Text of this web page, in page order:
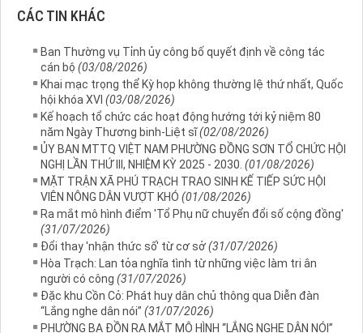
CÁC TIN KHÁC
Ban Thường vụ Tỉnh ủy công bố quyết định về công tác
cán bộ (03/08/2026)
Khai mạc trọng thể Kỳ họp không thường lệ thứ nhất, Quốc
hội khóa XVI (03/08/2026)
Kế hoạch tổ chức các hoạt động hướng tới kỷ niệm 80
năm Ngày Thương binh-Liệt sĩ(02/08/2026)
ỦY BAN MTTQ VIỆT NAM PHƯỜNG ĐỒNG SƠN TỔ CHỨC HỘI
NGHỊ LẦN THỨ III, NHIỆM KỲ 2025 - 2030. (01/08/2026)
MẶT TRẬN XÃ PHÚ TRẠCH TRAO SINH KẾ TIẾP SỨC HỘI
VIÊN NÔNG DÂN VƯỢT KHÓ (01/08/2026)
Ra mắt mô hình điểm 'Tổ Phụ nữ chuyển đổi số cộng đồng'
(31/07/2026)
Đổi thay 'nhận thức số' từ cơ sở (31/07/2026)
Hòa Trạch: Lan tỏa nghĩa tình từ những việc làm tri ân
người có công (31/07/2026)
Đặc khu Cồn Cỏ: Phát huy dân chủ thông qua Diễn đàn
“Lắng nghe dân nói” (31/07/2026)
PHƯỜNG BA ĐỒN RA MẮT MÔ HÌNH “LẮNG NGHE DÂN NÓI”